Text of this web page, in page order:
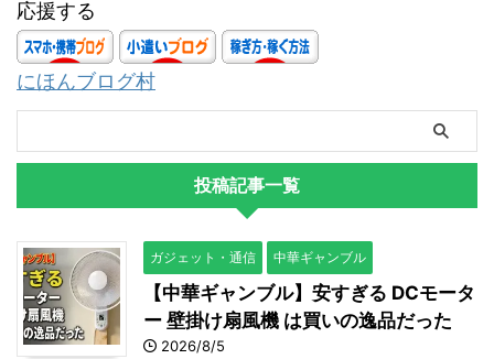
応援する
にほんブログ村
投稿記事一覧
ガジェット・通信 中華ギャンブル
【中華ギャンブル】安すぎる DCモータ
ー 壁掛け扇風機 は買いの逸品だった
2026/8/5